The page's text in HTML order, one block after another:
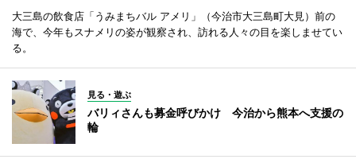
大三島の飲食店「うみまちバル アメリ」（今治市大三島町大見）前の
海で、今年もスナメリの姿が観察され、訪れる人々の目を楽しませてい
る。
見る・遊ぶ
バリィさんも募金呼びかけ 今治から熊本へ支援の
輪